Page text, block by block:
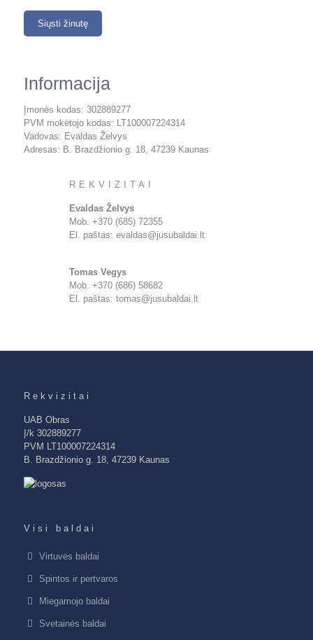
Informacija
Įmonės kodas: 302889277
PVM mokėtojo kodas: LT100007224314
Vadovas: Evaldas Želvys
Adresas: B. Brazdžionio g. 18, 47239 Kaunas
REKVIZITAI
Evaldas Želvys
Mob. +370 (685) 72355
El. paštas: evaldas@jusubaldai.lt
Tomas Vegys
Mob. +370 (686) 58682
El. paštas: tomas@jusubaldai.lt
Rekvizitai
UAB Obras
Į/k 302889277
PVM LT100007224314
B. Brazdžionio g. 18, 47239 Kaunas
Visi baldai
Virtuvės baldai
Spintos ir pertvaros
Miegamojo baldai
Svetainės baldai